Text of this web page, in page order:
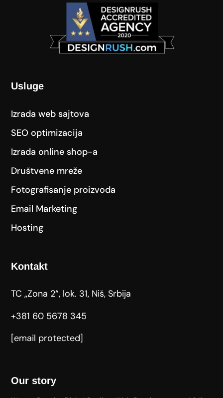
Usluge
Izrada web sajtova
SEO optimizacija
Izrada online shop-a
Društvene mreže
Fotografisanje proizvoda
Email Marketing
Hosting
Kontakt
TC „Zona 2“, lok. 31, Niš, Srbija
+381 60 5678 345
[email protected]
Our story